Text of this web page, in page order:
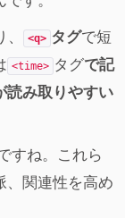
<q> タグで短
<time> タグで記
読み取りやすい
すね。これら
、関連性を高め